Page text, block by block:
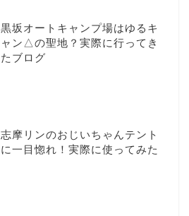
黒坂オートキャンプ場はゆるキ
ャン△の聖地？実際に行ってき
たブログ
志摩リンのおじいちゃんテント
に一目惚れ！実際に使ってみた